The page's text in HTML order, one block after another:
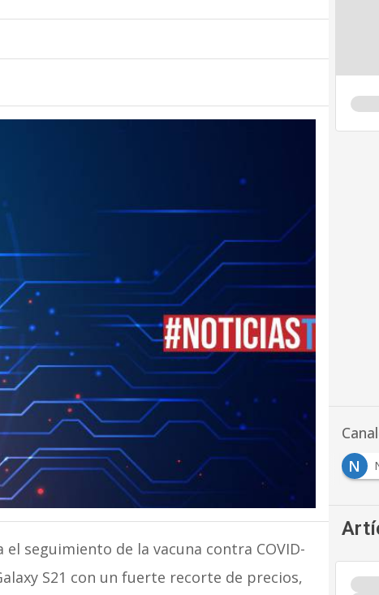
seguimiento de la vacuna contra COVID-
S21 con un fuerte recorte de precios,
N